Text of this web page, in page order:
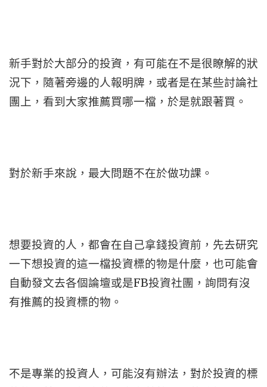
新手對於大部分的投資，有可能在不是很瞭解的狀
況下，隨著旁邊的人報明牌，或者是在某些討論社
團上，看到大家推薦買哪一檔，於是就跟著買。
對於新手來說，最大問題不在於做功課。
想要投資的人，都會在自己拿錢投資前，先去研究
一下想投資的這一檔投資標的物是什麼，也可能會
自動發文去各個論壇或是FB投資社團，詢問有沒
有推薦的投資標的物。
不是專業的投資人，可能沒有辦法，對於投資的標